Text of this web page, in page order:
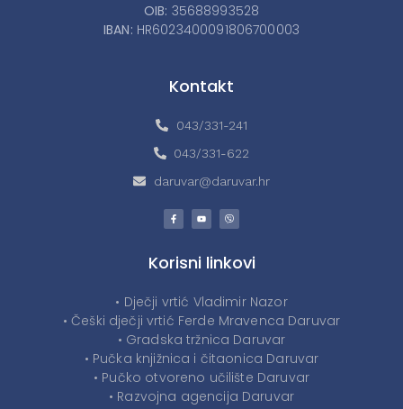
OIB: 35688993528
IBAN: HR6023400091806700003
Kontakt
043/331-241
043/331-622
daruvar@daruvar.hr
Korisni linkovi
• Dječji vrtić Vladimir Nazor
• Češki dječji vrtić Ferde Mravenca Daruvar
• Gradska tržnica Daruvar
• Pučka knjižnica i čitaonica Daruvar
• Pučko otvoreno učilište Daruvar
• Razvojna agencija Daruvar